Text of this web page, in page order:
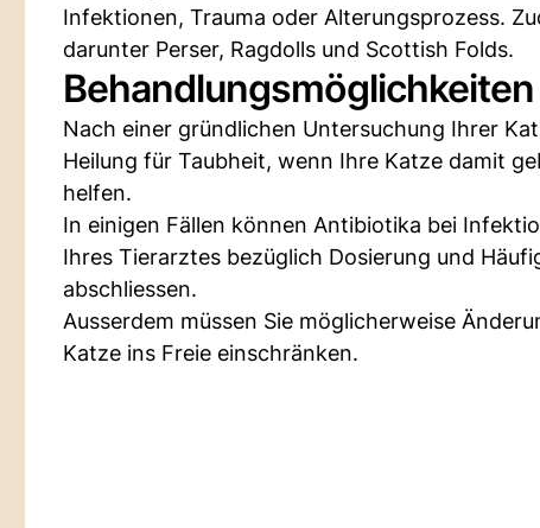
Infektionen, Trauma oder Alterungsprozess.
darunter Perser, Ragdolls und Scottish Folds.
Nach einer gründlichen Untersuchung Ihrer
Heilung für Taubheit, wenn Ihre Katze damit
helfen.
In einigen Fällen können Antibiotika bei
Ihres Tierarztes bezüglich Dosierung und
abschliessen.
Ausserdem müssen Sie möglicherweise
Katze ins Freie einschränken.